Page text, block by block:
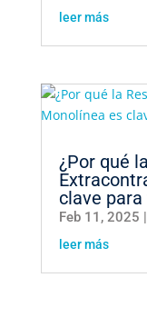
leer más
¿Por qué
clave
Feb 11, 2025
leer más